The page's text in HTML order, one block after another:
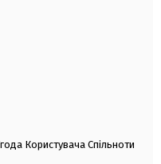
Користувача Спільноти